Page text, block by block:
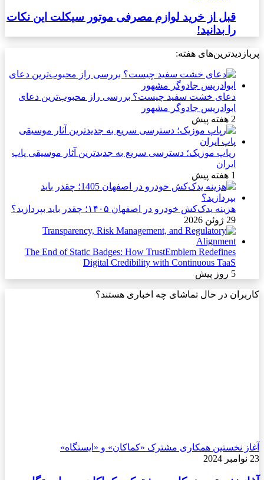
قبل از خرید لوازم مصرفی موتور سیکلت این نکات
را بدانید!
پربازدیدترین‌های هفته:
دعای خشت سفید چیست؟ بررسی راز محبوب‌ترین دعای
ابوادریس جادوگر مشهور
2 هفته پیش
رپاپ موزیک؛ دسترسی سریع به جدیدترین آثار موسیقی پاپ
ایران
1 هفته پیش
هزینه یدک‌کش خودرو در اصفهان ۱۴۰۵؛ چقدر باید بپردازید؟
29 ژوئن 2026
The End of Static Badges: How TrustEmblem Redefines
Digital Credibility with Continuous TaaS
5 روز پیش
کاربران در حال تماشای چه اخباری هستند؟
آغاز نخستین همکاری مشترک «کماکان» و «ایستگاه»
23 نوامبر 2024